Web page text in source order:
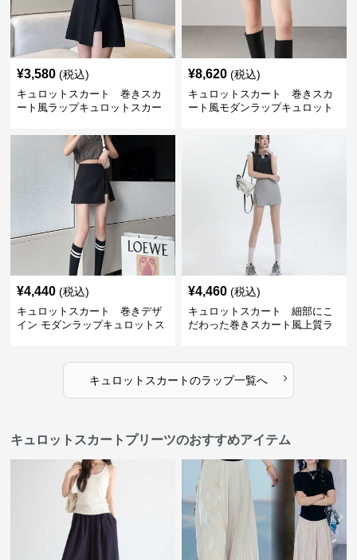
¥3,580 (税込)
キュロットスカート 巻きスカ
ート風ラップキュロットスカー
¥8,620 (税込)
キュロットスカート 巻きスカ
ート風モダンラップキュロット
¥4,440 (税込)
キュロットスカート 巻きデザ
イン モダンラップキュロットス
¥4,460 (税込)
キュロットスカート 細部にこ
だわった巻きスカート風上質ラ
キュロットスカートのラップ一覧へ ›
キュロットスカートプリーツのおすすめアイテム